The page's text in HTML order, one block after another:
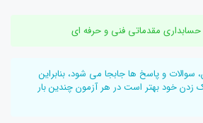
مقدماتی فنی و حرفه ای
سوالات و پاسخ ها جابجا می شود، بنابراین
خود بهتر است در هر آزمون چندین بار